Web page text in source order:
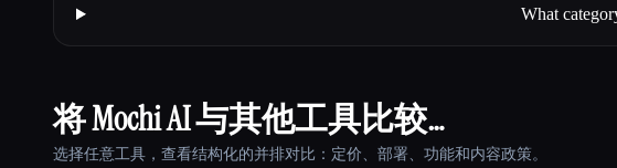
What
将 Mochi AI 与其他工具比较…
选择任意工具，查看结构化的并排对比：定价、部署、功能和内容政策。